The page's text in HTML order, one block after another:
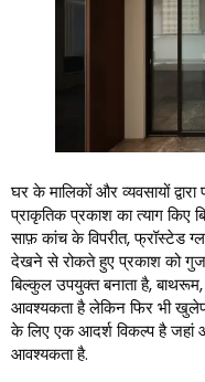
घर के मालिकों और व्यवसायों
प्राकृतिक प्रकाश का त्याग किए
साफ़ कांच के विपरीत, फ्रॉस्टेड
देखने से रोकते हुए प्रकाश को
बिल्कुल उपयुक्त बनाता है,
आवश्यकता है लेकिन फिर भी
के लिए एक आदर्श विकल्प है जहां
आवश्यकता है.